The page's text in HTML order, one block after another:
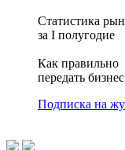
Статистика
за I полугодие
Как правильно
передать бизнес
Подписка на